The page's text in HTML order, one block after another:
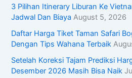
3 Pilihan Itinerary Liburan Ke
Jadwal Dan Biaya August 5, 2026
Daftar Harga Tiket Taman Safari
Dengan Tips Wahana Terbaik
Setelah Koreksi Tajam Prediksi
Desember 2026 Masih Bisa Naik